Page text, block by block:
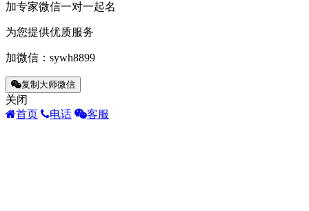
加专家微信一对一起名
为您提供优质服务
加微信： sywh8899
复制大师微信
关闭
首页
电话 客服